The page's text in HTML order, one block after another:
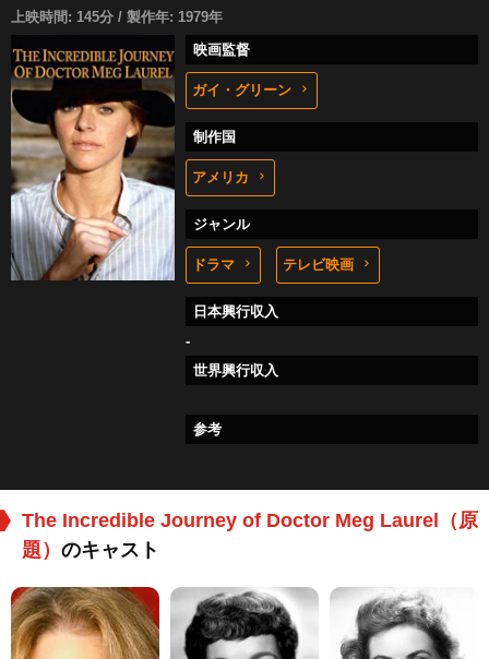
上映時間: 145分 / 製作年: 1979年
映画監督
ガイ・グリーン
制作国
アメリカ
ジャンル
ドラマ テレビ映画
日本興行収入
-
世界興行収入
参考
The Incredible Journey of Doctor Meg Laurel（原
題） のキャスト